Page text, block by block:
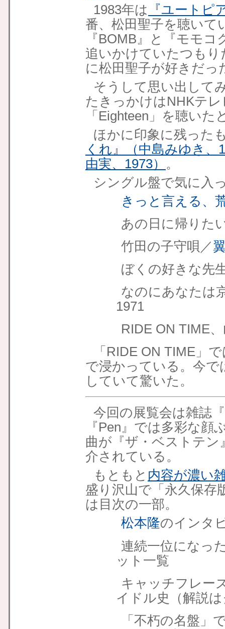
1983年は
『ユートピ
番、松田聖子を聴いて
『BOMB』と『モモ
追いかけていたつも
に松田聖子が好きだ
そうして思い出して
たきっかけはNHKテ
「Eighteen」を聴いた
ほかに印象に残った
くれ』（中島みゆき、
由実、1973）
。
シングル盤で気に
きっと言える、
あの日に帰りた
竹田の子守唄／
ぼくの好きな先
なのにあなたは
1971
RIDE ON TIME
「RIDE ON TIME」
で浸かっている。今
していて驚いた。
今回の展覧会は雑誌
『Pen』では多彩な顔
曲が『ザ・ベストテ
介されている。
もともと 内容が濃い
盛り沢山で「永久保存
は目次の一部。
松本隆のインタ
連続一位になっ
ット一覧
キャッチフレー
イドル史（解説
「不朽の名盤」